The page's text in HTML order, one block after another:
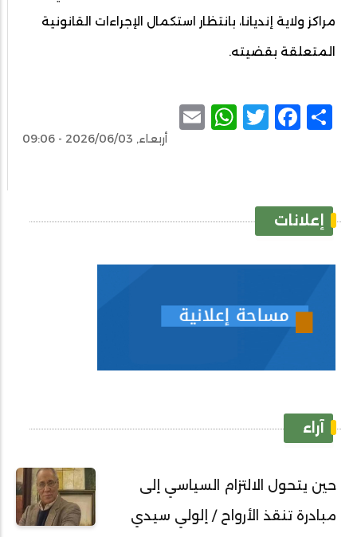
مراكز ولاية إنديانا، بانتظار استكمال الإجراءات القانونية
المتعلقة بقضيته.
Share
Facebook
Twitter
WhatsApp
أربعاء, 2026/06/03 - 09:06
إعلانات
آراء
حين يتحول الالتزام السياسي إلى
مبادرة تنقذ الأرواح / إلولي سيدي